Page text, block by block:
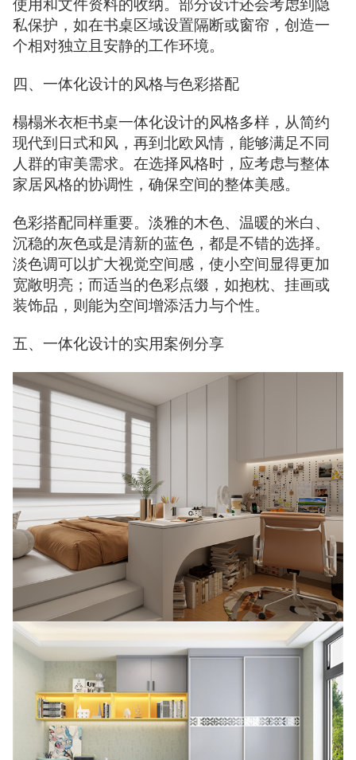
使用和文件资料的收纳。部分设计还会考虑到隐
私保护，如在书桌区域设置隔断或窗帘，创造一
个相对独立且安静的工作环境。
四、一体化设计的风格与色彩搭配
榻榻米衣柜书桌一体化设计的风格多样，从简约
现代到日式和风，再到北欧风情，能够满足不同
人群的审美需求。在选择风格时，应考虑与整体
家居风格的协调性，确保空间的整体美感。
色彩搭配同样重要。淡雅的木色、温暖的米白、
沉稳的灰色或是清新的蓝色，都是不错的选择。
淡色调可以扩大视觉空间感，使小空间显得更加
宽敞明亮；而适当的色彩点缀，如抱枕、挂画或
装饰品，则能为空间增添活力与个性。
五、一体化设计的实用案例分享